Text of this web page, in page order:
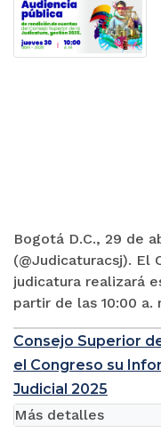
Bogotá D.C., 29 de
(@Judicaturacsj). El
judicatura realizará
partir de las 10:00 a.
Consejo Superior
el Congreso su
Judicial 2025
Más detalles